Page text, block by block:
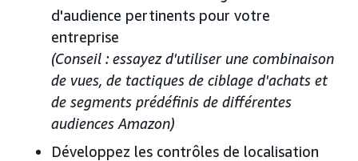
d'audience pertinents pour votre
entreprise
(Conseil : essayez d'utiliser une combinaison
de vues, de tactiques de ciblage d'achats et
de segments prédéfinis de différentes
audiences Amazon)
Développez les contrôles de localisation